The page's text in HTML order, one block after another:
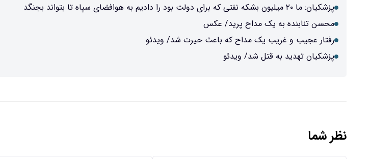
پزشکیان: ما ۲۰ میلیون بشکه نفتی که برای دولت بود را دادیم به هوافضای سپاه تا بتواند بجنگد
محسن تنابنده به یک مداح پرید/ عکس
رفتار عجیب و غریب یک مداح که باعث حیرت شد/ ویدئو
پزشکیان تهدید به قتل شد/ ویدئو
نظر شما